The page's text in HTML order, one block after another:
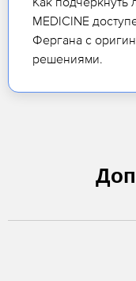
MEDICINE
Фергана с
решениями.